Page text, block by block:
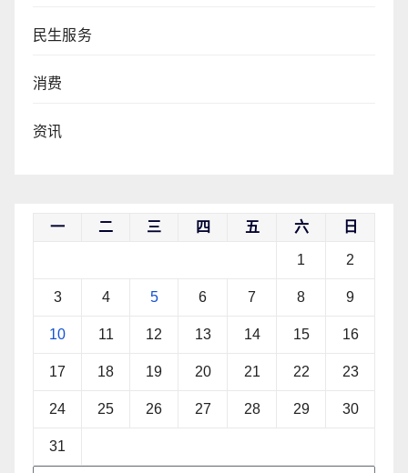
民生服务
消费
资讯
一 二 三 四 五 六 日
1 2
3 4 5 6 7 8 9
10 11 12 13 14 15 16
17 18 19 20 21 22 23
24 25 26 27 28 29 30
31